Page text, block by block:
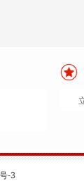
-3